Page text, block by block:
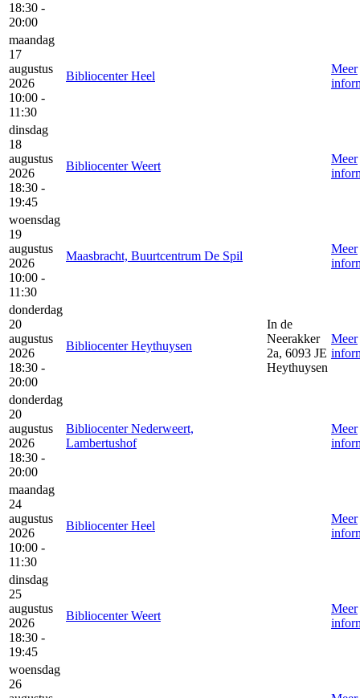
18:30 -
20:00
maandag
17
augustus
2026
10:00 -
11:30
Bibliocenter Heel
Meer
dinsdag
18
augustus
2026
18:30 -
19:45
Bibliocenter Weert
Meer
woensdag
19
augustus
2026
10:00 -
11:30
Maasbracht, Buurtcentrum De Spil
Meer
donderdag
20
augustus
2026
18:30 -
20:00
Bibliocenter Heythuysen
In de
Neerakker
2a, 6093 JE
Heythuysen
Meer
donderdag
20
augustus
2026
18:30 -
20:00
Bibliocenter Nederweert,
Lambertushof
Meer
maandag
24
augustus
2026
10:00 -
11:30
Bibliocenter Heel
Meer
dinsdag
25
augustus
2026
18:30 -
19:45
Bibliocenter Weert
Meer
woensdag
26